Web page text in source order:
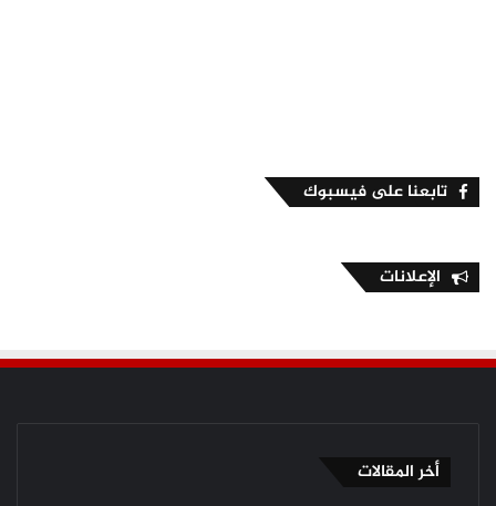
تابعنا على فيسبوك
الإعلانات
أخر المقالات